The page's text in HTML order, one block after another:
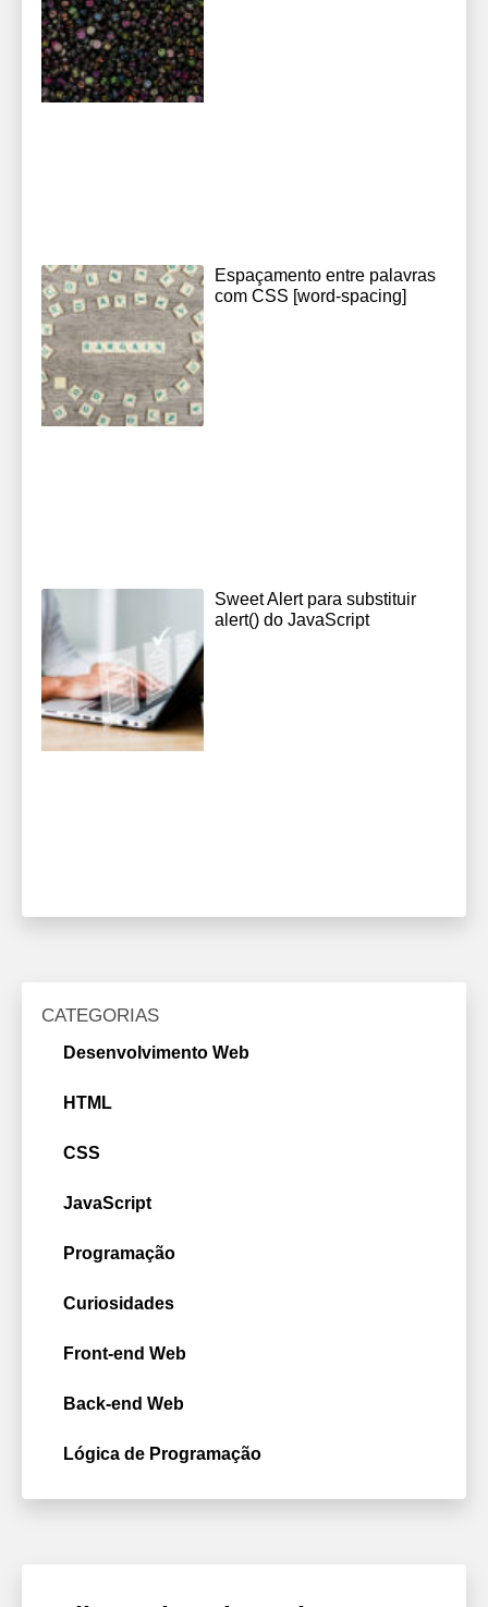
Espaçamento entre palavras
com CSS [word-spacing]
Sweet Alert para substituir
alert() do JavaScript
CATEGORIAS
Desenvolvimento Web
HTML
CSS
JavaScript
Programação
Curiosidades
Front-end Web
Back-end Web
Lógica de Programação